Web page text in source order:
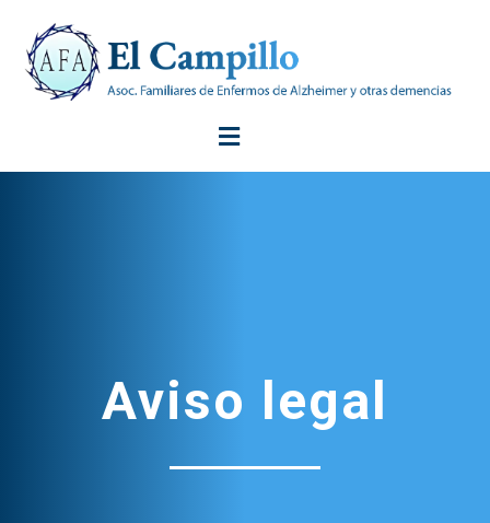
Aviso legal